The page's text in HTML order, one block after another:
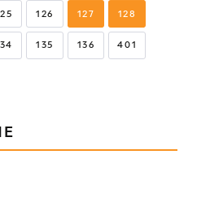
126 127 128
135 136 401